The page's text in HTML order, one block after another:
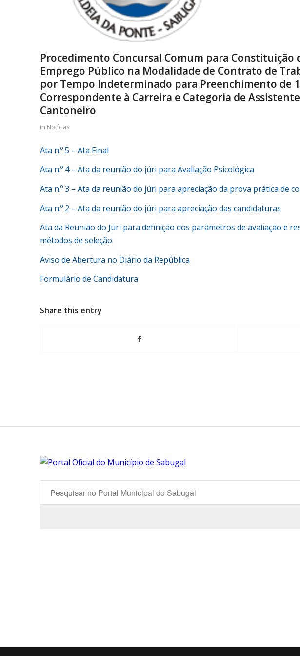
Procedimento Concursal Comum para Constituição
Emprego Público na Modalidade de Contrato de
por Tempo Indeterminado para Preenchimento de
Correspondente à Carreira e Categoria de
Cantoneiro
in Notícias
Ata n.º 5 – Ata Final
Ata n.º 4 – Ata da reunião do júri para Avaliação Psicológica
Ata n.º 3 – Ata da reunião do júri para apreciação da prova prática de
Ata n.º 2 – Ata da reunião do júri para apreciação das candidaturas
Ata da Reunião do Júri para definição dos parâmetros de avaliação e
métodos de seleção
Aviso de Abertura no Diário da República
Formulário de Candidatura
Share this entry